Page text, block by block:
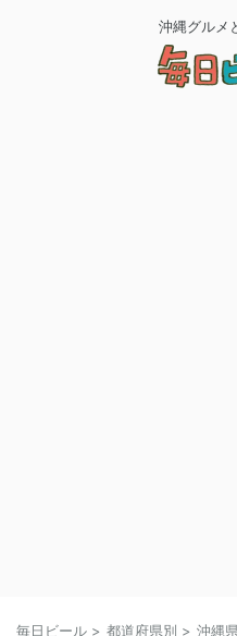
沖縄グルメ
毎日ビール > 都道府県別 > 沖縄県